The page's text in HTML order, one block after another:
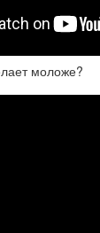
моложе?